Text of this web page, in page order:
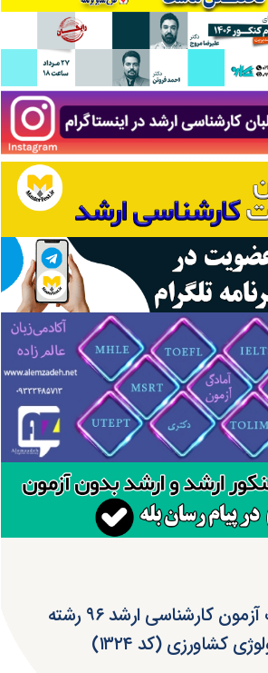
دانلود سؤالات آزمون کارشناسی ارشد ۹۶ رشته
کشاورزی (کد ۱۳۲۴)